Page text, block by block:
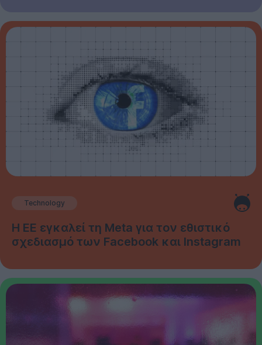
Technology
Η ΕΕ εγκαλεί τη Meta για τον εθιστικό
σχεδιασμό των Facebook και Instagram